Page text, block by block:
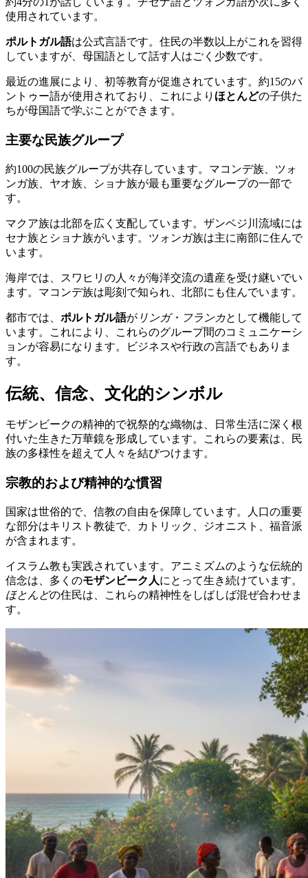
使用されています。
ポルトガル語は公式言語です。住民の半数以上がこれを習得
していますが、母国語として話す人はごく少数です。
最近の進展により、初等教育が促進されています。約15のバ
ントゥー語が使用されており、これにより ほとんどの子供た
ちが母国語で学ぶことができます。
主要な民族グループ
約100の民族グループが共存しています。マコンデ族、ツォ
ンガ族、ヤオ族、ショナ族が最も重要なグループの一部で
す。
マクア族は北部を広く支配しています。ザンベジ川流域には
セナ族とショナ族がいます。ツォンガ族は主に南部に住んで
います。
海岸では、スワヒリの人々が海洋交流の遺産を受け継いでい
ます。マコンデ族は彫刻で知られ、北部にも住んでいます。
都市では、 ポルトガル語が リンガ・フランカとして機能して
います。これにより、これらのグループ間のコミュニケーシ
ョンが容易になります。ビジネスや行政の言語でもありま
す。
伝統、信念、文化的シンボル
モザンビークの精神的で祝祭的な織物は、日常生活に深く根
付いた生きた万華鏡を形成しています。これらの要素は、民
族の多様性を超えて人々を結びつけます。
宗教的および精神的な慣習
国家は世俗的で、信教の自由を保障しています。人口の重要
な部分はキリスト教徒で、カトリック、ジオニスト、福音派
が含まれます。
イスラム教も実践されています。アニミズムのような伝統的
信念は、多くのモザンビーク人にとって生き続けています。
ほとんどの住民は、これらの精神性をしばしば混ぜ合わせま
す。